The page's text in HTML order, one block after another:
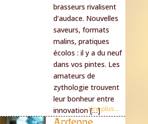
brasseurs rivalisent
d’audace. Nouvelles
saveurs, formats
malins, pratiques
écolos : il y a du neuf
dans vos pintes. Les
amateurs de
zythologie trouvent
leur bonheur entre
innovation […]Lire plus...